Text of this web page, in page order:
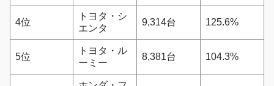
4位
トヨタ・シ
エンタ
9,314台 125.6%
5位
トヨタ・ル
ーミー
8,381台 104.3%